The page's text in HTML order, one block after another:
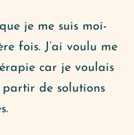
je me suis moi-
fois. J’ai voulu me
car je voulais
de solutions